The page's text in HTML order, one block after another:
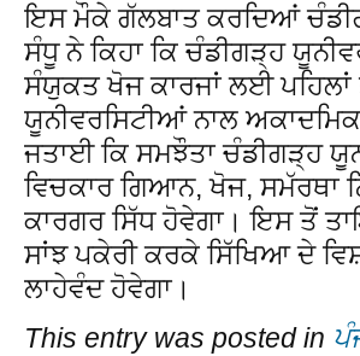
ਇਸ ਮੌਕੇ ਗੱਲਬਾਤ ਕਰਦਿਆਂ
ਸੰਧੂ ਨੇ ਕਿਹਾ ਕਿ ਚੰਡੀਗੜ੍ਹ
ਸੰਯੁਕਤ ਖੋਜ ਕਾਰਜਾਂ ਲਈ
ਯੂਨੀਵਰਸਿਟੀਆਂ ਨਾਲ
ਜਤਾਈ ਕਿ ਸਮਝੌਤਾ ਚੰਡੀਗੜ੍ਹ
ਵਿਚਕਾਰ ਗਿਆਨ, ਖੋਜ, ਸਮੱਰਥਾ
ਕਾਰਗਰ ਸਿੱਧ ਹੋਵੇਗਾ। ਇਸ ਤੋਂ
ਸਾਂਝ ਪਕੇਰੀ ਕਰਕੇ ਸਿੱਖਿਆ ਦੇ
ਲਾਹੇਵੰਦ ਹੋਵੇਗਾ।
This entry was posted in